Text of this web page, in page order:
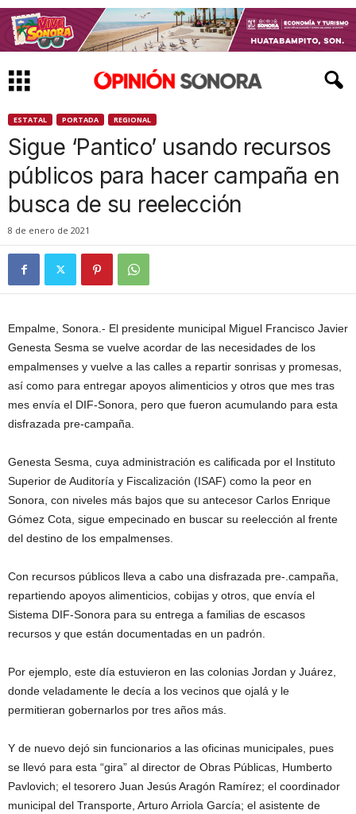
ESTATAL PORTADA REGIONAL
Sigue ‘Pantico’ usando recursos
públicos para hacer campaña en
busca de su reelección
8 de enero de 2021
Empalme, Sonora.- El presidente municipal Miguel Francisco Javier
Genesta Sesma se vuelve acordar de las necesidades de los
empalmenses y vuelve a las calles a repartir sonrisas y promesas,
así como para entregar apoyos alimenticios y otros que mes tras
mes envía el DIF-Sonora, pero que fueron acumulando para esta
disfrazada pre-campaña.
Genesta Sesma, cuya administración es calificada por el Instituto
Superior de Auditoría y Fiscalización (ISAF) como la peor en
Sonora, con niveles más bajos que su antecesor Carlos Enrique
Gómez Cota, sigue empecinado en buscar su reelección al frente
del destino de los empalmenses.
Con recursos públicos lleva a cabo una disfrazada pre-.campaña,
repartiendo apoyos alimenticios, cobijas y otros, que envía el
Sistema DIF-Sonora para su entrega a familias de escasos
recursos y que están documentadas en un padrón.
Por ejemplo, este día estuvieron en las colonias Jordan y Juárez,
donde veladamente le decía a los vecinos que ojalá y le
permitieran gobernarlos por tres años más.
Y de nuevo dejó sin funcionarios a las oficinas municipales, pues
se llevó para esta “gira” al director de Obras Públicas, Humberto
Pavlovich; el tesorero Juan Jesús Aragón Ramírez; el coordinador
municipal del Transporte, Arturo Arriola García; el asistente de